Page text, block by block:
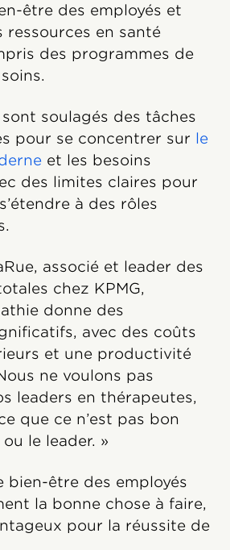
être des employés et
ressources en santé
des programmes de
soulagés des tâches
pour se concentrer sur le
et les besoins
des limites claires pour
à des rôles
associé et leader des
chez KPMG,
donne des
avec des coûts
et une productivité
ne voulons pas
leaders en thérapeutes,
que ce n’est pas bon
le leader. »
bien-être des employés
la bonne chose à faire,
pour la réussite de